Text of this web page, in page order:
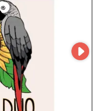
董氏 поддерживает
службой поддержки,
и хорошо
запасами.
своим мастерством
одежды, аксессуаров,
prêt-à-porter,
B2B‑оптовик,
аудиторию,